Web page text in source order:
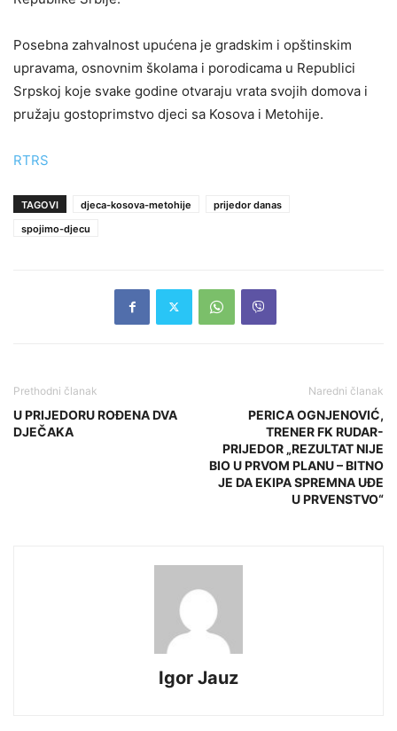
Posebna zahvalnost upućena je gradskim i opštinskim
upravama, osnovnim školama i porodicama u Republici
Srpskoj koje svake godine otvaraju vrata svojih domova i
pružaju gostoprimstvo djeci sa Kosova i Metohije.
RTRS
TAGOVI djeca-kosova-metohije
prijedor danas
spojimo-djecu
Prethodni članak
U PRIJEDORU ROĐENA DVA
DJEČAKA
Naredni članak
PERICA OGNJENOVIĆ,
TRENER FK RUDAR-
PRIJEDOR „REZULTAT NIJE
BIO U PRVOM PLANU – BITNO
JE DA EKIPA SPREMNA UĐE
U PRVENSTVO“
Igor Jauz